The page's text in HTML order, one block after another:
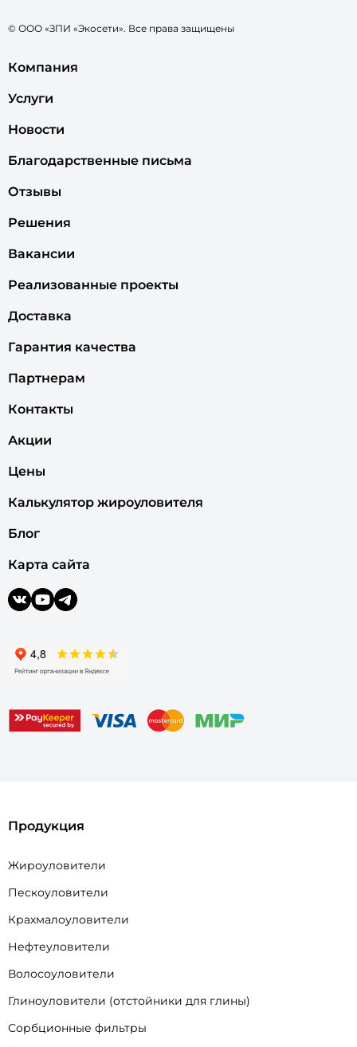
© ООО «ЗПИ «Экосети». Все права защищены
Компания
Услуги
Новости
Благодарственные письма
Отзывы
Решения
Вакансии
Реализованные проекты
Доставка
Гарантия качества
Партнерам
Контакты
Акции
Цены
Калькулятор жироуловителя
Блог
Карта сайта
Продукция
Жироуловители
Пескоуловители
Крахмалоуловители
Нефтеуловители
Волосоуловители
Глиноуловители (отстойники для глины)
Сорбционные фильтры